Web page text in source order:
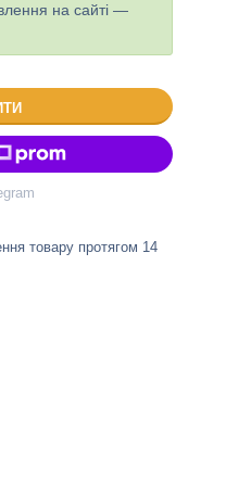
на сайті —
товару протягом 14